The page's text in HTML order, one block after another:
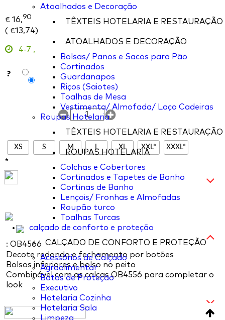
Atoalhados e Decoração
TÊXTEIS HOTELARIA E RESTAURAÇÃO
ATOALHADOS E DECORAÇÃO
Bolsas/ Panos e Sacos para Pão
Cortinados
Guardanapos
Riços (Saiotes)
Toalhas de Mesa
Vestimenta/ Almofada/ Laço Cadeiras
Roupas Hotelaria
TÊXTEIS HOTELARIA E RESTAURAÇÃO
ROUPAS HOTELARIA
Colchas e Cobertores
Cortinados e Tapetes de Banho
Cortinas de Banho
Lençois/ Fronhas e Almofadas
Roupão turco
Toalhas Turcas
calçado de conforto e proteção
CALÇADO DE CONFORTO E PROTEÇÃO
Acessórios de Calçado
Agroalimentar
Botas de Proteção
Executivo
Hotelaria Cozinha
Hotelaria Sala
Limpeza
€ 16,90
( €13,74)
4-7 ,
?
XS S M L XL XXL* XXXL*
*
: OB4566
Decote redondo e fechamento por botões
Bolsos inferiores e bolso no peito
Combinável com as calças OB4556 para completar o
look